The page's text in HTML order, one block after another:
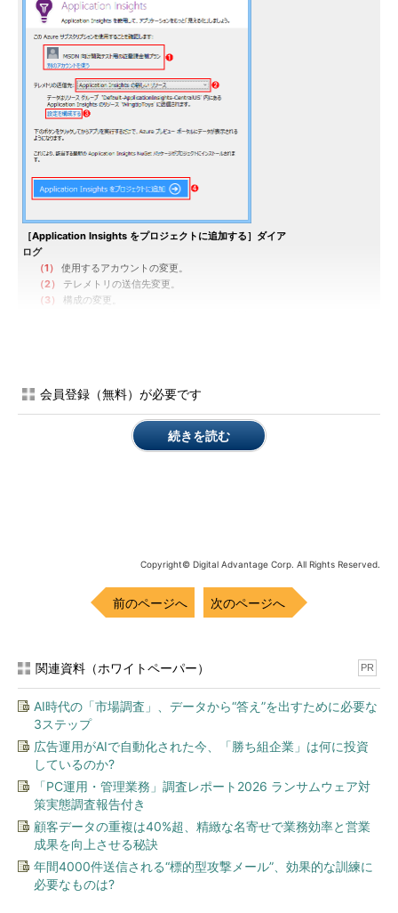
［Application Insights をプロジェクトに追加する］ダイア
ログ
（1）
使用するアカウントの変更。
（2）
テレメトリの送信先変更。
（3）
構成の変更。
プリの場合、Application Insights用のアセンブリと設定が追加さ
れる。
Windows Phoneアプリ用のアセンブリが配布されていない。
SDK 0.10は以下のURLからダウンロードできる。
Application Insights SDK (0.10.0-prerelease)
テレメトリの送信先は［設定を構成する］をクリックすると詳
細な設定が可能だが、執筆時点ではプレビュー中ということもあ
り、初期設定以外のリソースグループおよび、ロケーションは使
用できないので、注意してほしい。
会員登録（無料）が必要です
続きを読む
Copyright© Digital Advantage Corp. All Rights Reserved.
前のページへ 次のページへ
関連資料（ホワイトペーパー） PR
AI時代の「市場調査」、データから“答え”を出すために必要な
3ステップ
広告運用がAIで自動化された今、「勝ち組企業」は何に投資
しているのか?
「PC運用・管理業務」調査レポート2026 ランサムウェア対
策実態調査報告付き
顧客データの重複は40%超、精緻な名寄せで業務効率と営業
成果を向上させる秘訣
年間4000件送信される“標的型攻撃メール”、効果的な訓練に
必要なものは?